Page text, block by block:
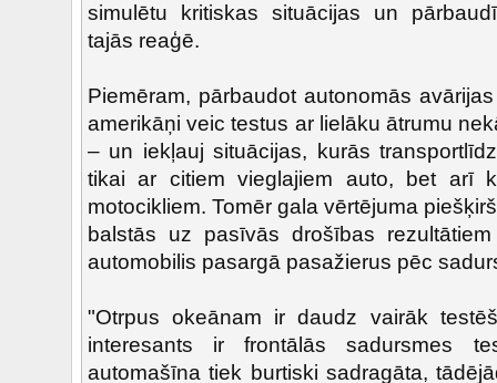
simulētu kritiskas situācijas un
tajās reaģē.
Piemēram, pārbaudot autonomās
amerikāņi veic testus ar lielāku ātrumu
– un iekļauj situācijas, kurās
tikai ar citiem vieglajiem auto, bet arī
motocikliem. Tomēr gala vērtējuma
balstās uz pasīvās drošības
automobilis pasargā pasažierus pēc
"Otrpus okeānam ir daudz vairāk
interesants ir frontālās sadursmes
automašīna tiek burtiski sadragāta,